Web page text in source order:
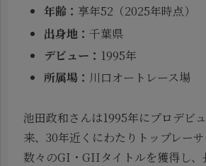
年齢：享年52（2025年時点）
出身地：千葉県
デビュー： 1995年
所属場： 川口オートレース場
池田政和さんは1995年にプロデビ
来、30年近くにわたりトップレーサ
数々のGI・GIIタイトルを獲得し、